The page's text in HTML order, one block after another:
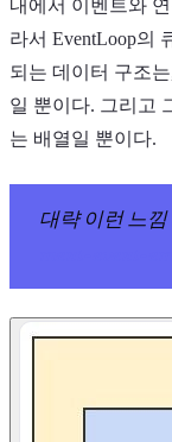
내에서 이벤트와
라서 EventLoop의
되는 데이터 구조
일 뿐이다. 그리고
는 배열일 뿐이다.
대략 이런 느낌